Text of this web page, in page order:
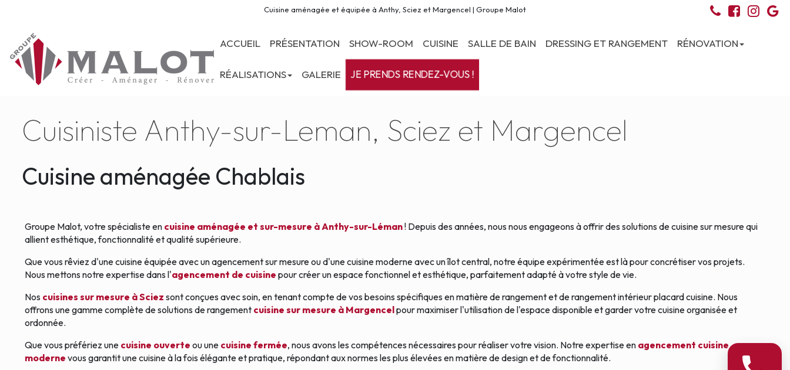
Cuisine aménagée et équipée à Anthy, Sciez et Margencel | Groupe Malot
ACCUEIL PRÉSENTATION SHOW-ROOM CUISINE SALLE DE BAIN DRESSING ET RANGEMENT RÉNOVATION
RÉALISATIONS GALERIE JE PRENDS RENDEZ-VOUS !
Cuisiniste Anthy-sur-Leman, Sciez et Margencel
Cuisine aménagée Chablais
Groupe Malot, votre spécialiste en cuisine aménagée et sur-mesure à Anthy-sur-Léman! Depuis des années, nous nous engageons à offrir des solutions de cuisine sur mesure qui
allient esthétique, fonctionnalité et qualité supérieure.
Que vous rêviez d'une cuisine équipée avec un agencement sur mesure ou d'une cuisine moderne avec un îlot central, notre équipe expérimentée est là pour concrétiser vos projets.
Nous mettons notre expertise dans l'agencement de cuisine pour créer un espace fonctionnel et esthétique, parfaitement adapté à votre style de vie.
Nos cuisines sur mesure à Sciez sont conçues avec soin, en tenant compte de vos besoins spécifiques en matière de rangement et de rangement intérieur placard cuisine. Nous
offrons une gamme complète de solutions de rangement cuisine sur mesure à Margencelpour maximiser l'utilisation de l'espace disponible et garder votre cuisine organisée et
ordonnée.
Que vous préfériez une cuisine ouverte ou une cuisine fermée, nous avons les compétences nécessaires pour réaliser votre vision. Notre expertise en agencement cuisine
moderne vous garantit une cuisine à la fois élégante et pratique, répondant aux normes les plus élevées en matière de design et de fonctionnalité.